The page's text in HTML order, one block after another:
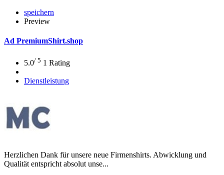
speichern
Preview
Ad PremiumShirt.shop
5.0/ 5 1 Rating
Dienstleistung
Herzlichen Dank für unsere neue Firmenshirts. Abwicklung und
Qualität entspricht absolut unse...